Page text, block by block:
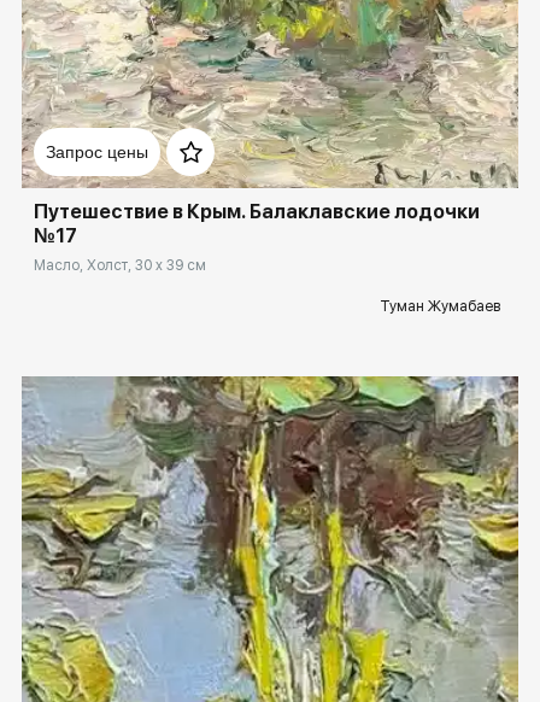
Запрос цены
Домен: rakovgallery.ru
Путешествие в Крым. Балаклавские лодочки
№17
Масло, Холст, 30 x 39 см
Туман Жумабаев